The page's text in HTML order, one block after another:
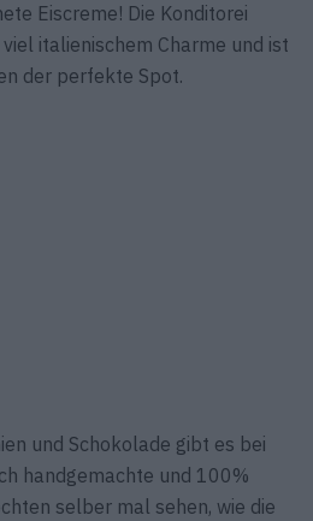
Eiscreme! Die Konditorei
italienischem Charme und ist
der perfekte Spot.
und Schokolade gibt es bei
handgemachte und 100%
selber mal sehen, wie die